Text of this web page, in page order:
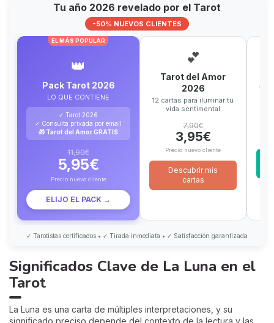
Tu año 2026 revelado por el Tarot
-50% NUEVOS CLIENTES
EL MÁS POPULAR
👑
Pack Tarot 2026
LO QUE CONTIENE
✓ Tarot 2026
✓ Consulta privada por email
🎁 Tarot del Amor GRATIS
11,90€
5,95€
Precio nuevo cliente
ELIJO EL PACK →
💕
Tarot del Amor
2026
12 cartas para iluminar tu
vida sentimental
7,90€
3,95€
Precio nuevo cliente
Descubrir mis
cartas
12
✓ Tarotistas certificados • ✓ Tirada inmediata • ✓ Satisfacción garantizada
Significados Clave de La Luna en el
Tarot
La Luna es una carta de múltiples interpretaciones, y su
significado preciso depende del contexto de la lectura y las